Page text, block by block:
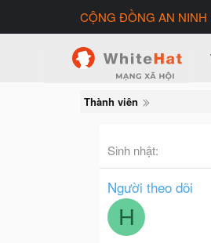
CỘNG ĐỒNG AN NINH
Thành viên
Sinh nhật
Người theo dõi
H